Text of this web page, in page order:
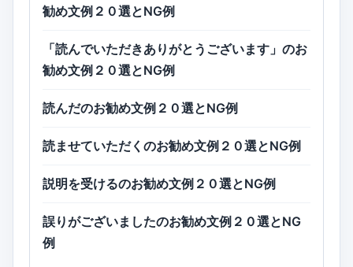
勧め文例２０選とNG例
「読んでいただきありがとうございます」のお
勧め文例２０選とNG例
読んだのお勧め文例２０選とNG例
読ませていただくのお勧め文例２０選とNG例
説明を受けるのお勧め文例２０選とNG例
誤りがございましたのお勧め文例２０選とNG
例